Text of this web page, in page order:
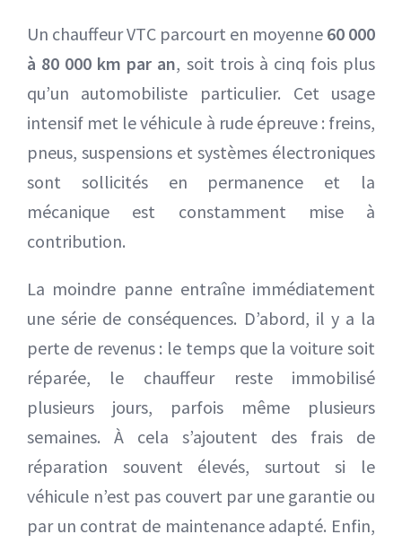
Un chauffeur VTC parcourt en moyenne 60 000
à 80 000 km par an, soit trois à cinq fois plus
qu’un automobiliste particulier. Cet usage
intensif met le véhicule à rude épreuve : freins,
pneus, suspensions et systèmes électroniques
sont sollicités en permanence et la
mécanique est constamment mise à
contribution.
La moindre panne entraîne immédiatement
une série de conséquences. D’abord, il y a la
perte de revenus : le temps que la voiture soit
réparée, le chauffeur reste immobilisé
plusieurs jours, parfois même plusieurs
semaines. À cela s’ajoutent des frais de
réparation souvent élevés, surtout si le
véhicule n’est pas couvert par une garantie ou
par un contrat de maintenance adapté. Enfin,